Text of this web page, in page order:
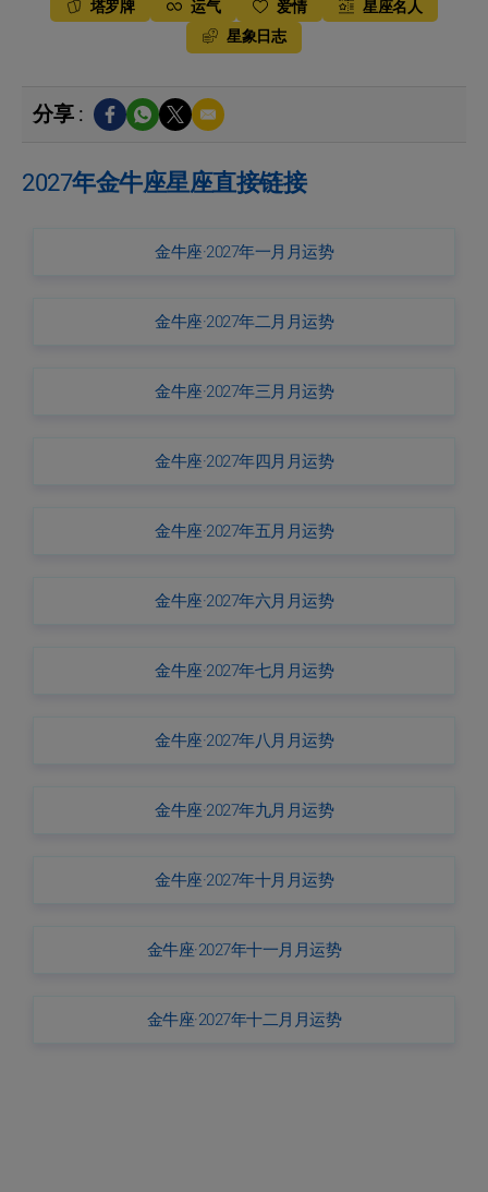
塔罗牌
运气 爱情
星座名人
星象日志
分享 :
2027年金牛座星座直接链接
金牛座·2027年一月月运势
金牛座·2027年二月月运势
金牛座·2027年三月月运势
金牛座·2027年四月月运势
金牛座·2027年五月月运势
金牛座·2027年六月月运势
金牛座·2027年七月月运势
金牛座·2027年八月月运势
金牛座·2027年九月月运势
金牛座·2027年十月月运势
金牛座·2027年十一月月运势
金牛座·2027年十二月月运势